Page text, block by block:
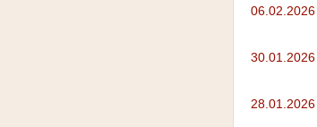
06.02.2026
30.01.2026
28.01.2026